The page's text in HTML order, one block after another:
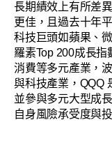
長期績效上有所差
更佳，且過去十年
科技巨頭如蘋果、
羅素Top 200成長指
消費等多元產業，
與科技產業，QQQ
並參與多元大型成
自身風險承受度與